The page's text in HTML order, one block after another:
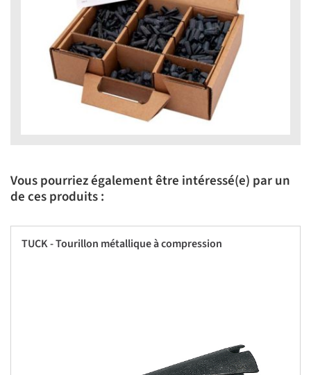
Vous pourriez également être intéressé(e) par un
de ces produits :
TUCK - Tourillon métallique à compression